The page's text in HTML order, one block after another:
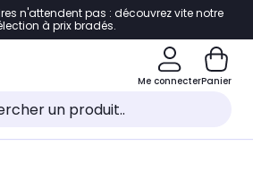
à la navigation
au pied de page
au chatbot
n'attendent pas : découvrez vite notre
à prix bradés.
Me connecterPanier